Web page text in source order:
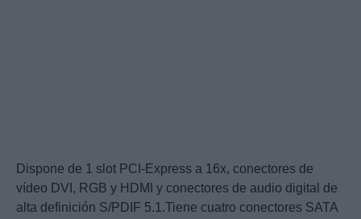
Dispone de 1 slot PCI-Express a 16x, conectores de
vídeo DVI, RGB y HDMI y conectores de audio digital de
alta definición S/PDIF 5.1.Tiene cuatro conectores SATA